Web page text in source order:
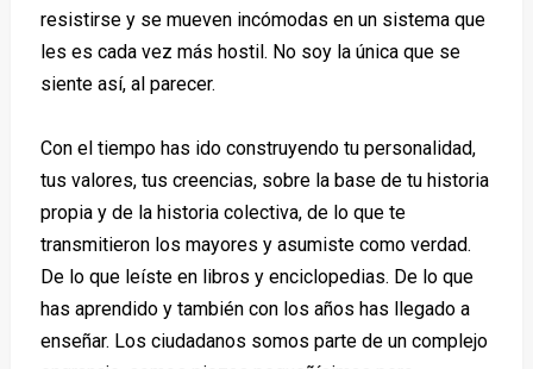
resistirse y se mueven incómodas en un sistema que
les es cada vez más hostil. No soy la única que se
siente así, al parecer.
Con el tiempo has ido construyendo tu personalidad,
tus valores, tus creencias, sobre la base de tu historia
propia y de la historia colectiva, de lo que te
transmitieron los mayores y asumiste como verdad.
De lo que leíste en libros y enciclopedias. De lo que
has aprendido y también con los años has llegado a
enseñar. Los ciudadanos somos parte de un complejo